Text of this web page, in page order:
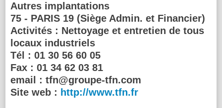
Autres implantations
75 - PARIS 19 (Siège Admin. et Financier)
Activités : Nettoyage et entretien de tous
locaux industriels
Tél : 01 30 56 60 05
Fax : 01 34 62 03 81
email : tfn@groupe-tfn.com
Site web : http://www.tfn.fr